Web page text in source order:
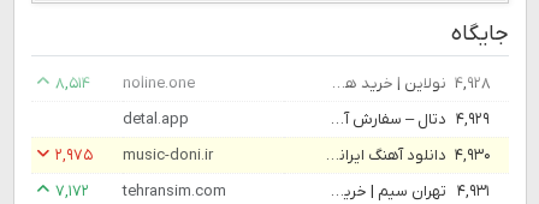
جایگاه
۴,۹۲۸ نولاین | خرید همه چی آنلاین noline.one
۸,۵۱۴
۴,۹۲۹
دتال – سفارش آنلاین غذا و مارکت در ارومیه – پرطرفدارترین اپلیکیشن سفارش آنلاین غذا و سوپرمارکت در ارومیه
detal.app
۴,۹۳۰
دانلود آهنگ ایرانی و خارجی music-doni.ir
۲,۹۷۵
۴,۹۳۱
تهران سیم | خرید و فروش سیم کارت همراه اول tehransim.com
۷,۱۷۲